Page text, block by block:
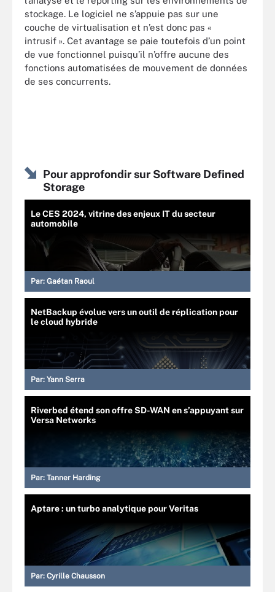
stockage. Le logiciel ne s’appuie pas sur une
couche de virtualisation et n’est donc pas «
intrusif ». Cet avantage se paie toutefois d’un point
de vue fonctionnel puisqu’il n’offre aucune des
fonctions automatisées de mouvement de données
de ses concurrents.
Pour approfondir sur Software Defined
Storage
Le CES 2024, vitrine des enjeux IT du secteur
automobile
Par: Gaétan Raoul
NetBackup évolue vers un outil de réplication pour
le cloud hybride
Par: Yann Serra
Riverbed étend son offre SD-WAN en s’appuyant sur
Versa Networks
Par: Tanner Harding
Aptare : un turbo analytique pour Veritas
Par: Cyrille Chausson